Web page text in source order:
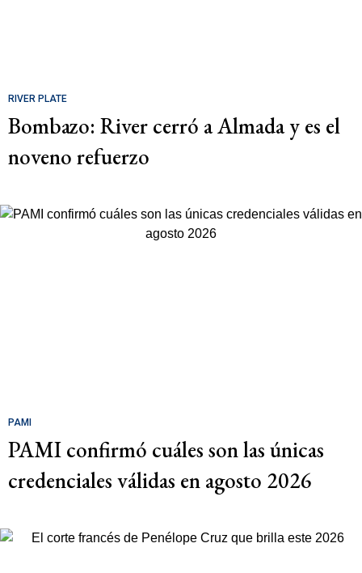
RIVER PLATE
Bombazo: River cerró a Almada y es el
noveno refuerzo
PAMI
PAMI confirmó cuáles son las únicas
credenciales válidas en agosto 2026